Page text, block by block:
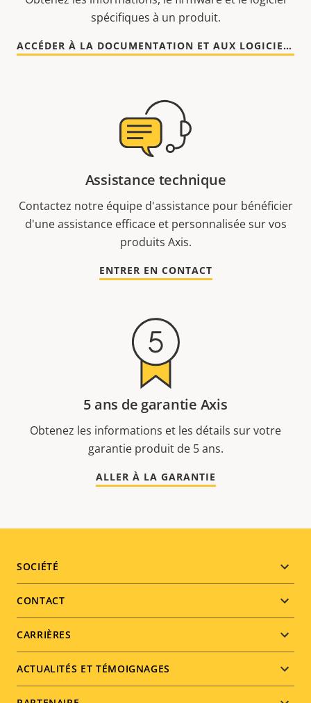
spécifiques à un produit.
ACCÉDER À LA DOCUMENTATION ET AUX LOGICIELS
Assistance technique
Contactez notre équipe d'assistance pour bénéficier
d'une assistance efficace et personnalisée sur vos
produits Axis.
ENTRER EN CONTACT
5 ans de garantie Axis
Obtenez les informations et les détails sur votre
garantie produit de 5 ans.
ALLER À LA GARANTIE
Footer
menu
SOCIÉTÉ
CONTACT
CARRIÈRES
ACTUALITÉS ET TÉMOIGNAGES